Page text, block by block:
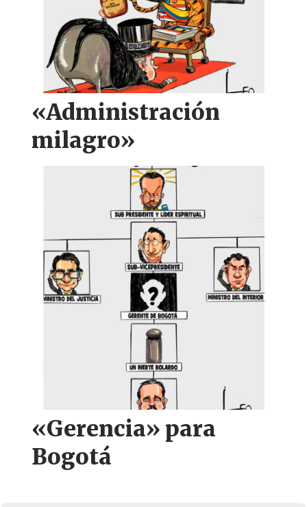
«Administración
milagro»
«Gerencia» para
Bogotá